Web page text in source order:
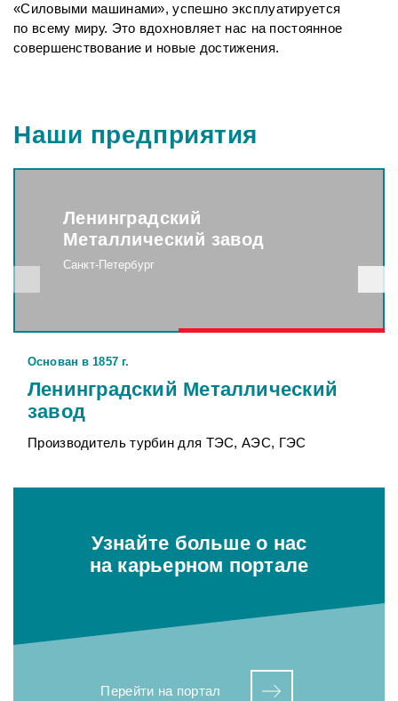
«Силовыми машинами», успешно эксплуатируется
по всему миру. Это вдохновляет нас на постоянное
совершенствование и новые достижения.
Наши предприятия
Ленинградский
Металлический завод
Санкт-Петербург
Основан в 1857 г.
Ленинградский Металлический
завод
Производитель турбин для ТЭС, АЭС, ГЭС
Узнайте больше о нас
на карьерном портале
Перейти на портал